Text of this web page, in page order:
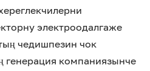
электроодалгаже
чедишпезин чок
компаниязынче